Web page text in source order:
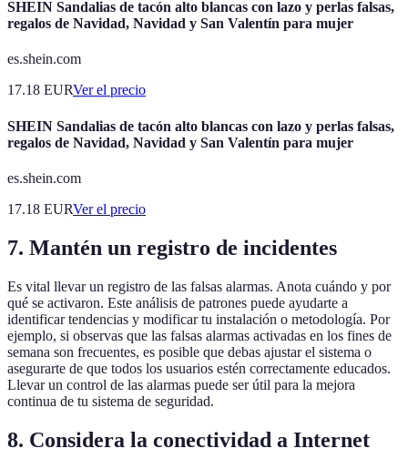
SHEIN Sandalias de tacón alto blancas con lazo y perlas falsas,
regalos de Navidad, Navidad y San Valentín para mujer
es.shein.com
17.18 EURVer el precio
SHEIN Sandalias de tacón alto blancas con lazo y perlas falsas,
regalos de Navidad, Navidad y San Valentín para mujer
es.shein.com
17.18 EURVer el precio
7. Mantén un registro de incidentes
Es vital llevar un registro de las falsas alarmas. Anota cuándo y por
qué se activaron. Este análisis de patrones puede ayudarte a
identificar tendencias y modificar tu instalación o metodología. Por
ejemplo, si observas que las falsas alarmas activadas en los fines de
semana son frecuentes, es posible que debas ajustar el sistema o
asegurarte de que todos los usuarios estén correctamente educados.
Llevar un control de las alarmas puede ser útil para la mejora
continua de tu sistema de seguridad.
8. Considera la conectividad a Internet